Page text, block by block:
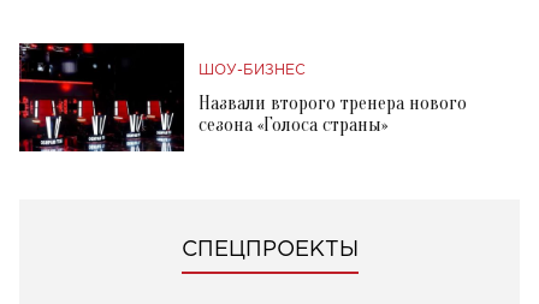
ШОУ-БИЗНЕС
Назвали второго тренера нового
сезона «Голоса страны»
СПЕЦПРОЕКТЫ